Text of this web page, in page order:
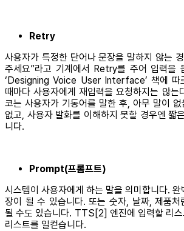
Retry
사용자가 특정한 단어나 문장을 말하지 않는
주세요”라고 기계에서 Retry를 주어 입력을
‘Designing Voice User Interface’ 책에 따
때마다 사용자에게 재입력을 요청하지는 않는
코는 사용자가 기동어를 말한 후, 아무 말이
없고, 사용자 발화를 이해하지 못할 경우엔 짧
니다.
Prompt(프롬프트)
시스템이 사용자에게 하는 말을 의미합니다.
장이 될 수 있습니다. 또는 숫자, 날짜, 제품처
될 수도 있습니다. TTS[2] 엔진에 입력할 리
리스트를 일컫습니다.